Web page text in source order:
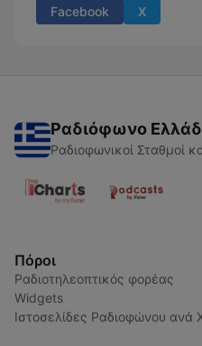
Facebook X
Ραδιόφωνο
Ραδιοφωνικοί Σταθμοί
Πόροι
Ραδιοτηλεοπτικός φορέας
Widgets
Ιστοσελίδες Ραδιοφώνου ανά